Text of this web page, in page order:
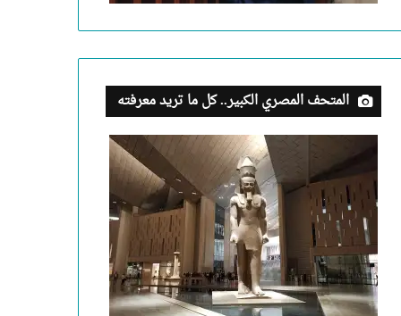
المتحف المصري الكبير.. كل ما تريد معرفته